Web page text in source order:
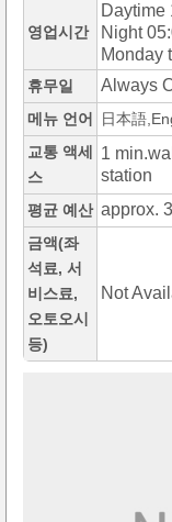
영업시간
Daytime
Night
Monday
휴무일 Always
메뉴 언어
日本語
교통 액세
스
1
station
평균 예산 approx.
금액(좌
석료, 서
비스료,
오토오시
등)
Not